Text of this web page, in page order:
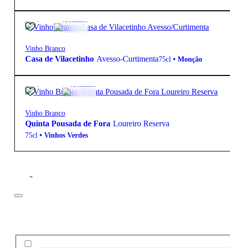
12,50€Aromático
Vinho Branco
Casa de Vilacetinho Avesso-Curtimenta75cl • Monção
11,95€ Aromático
Vinho Branco
Quinta Pousada de Fora Loureiro Reserva
75cl • Vinhos Verdes
Filtros